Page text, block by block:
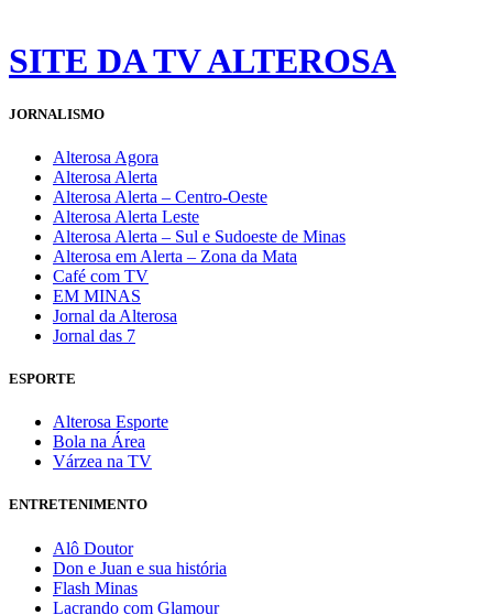
SITE DA TV ALTEROSA
JORNALISMO
Alterosa Agora
Alterosa Alerta
Alterosa Alerta – Centro-Oeste
Alterosa Alerta Leste
Alterosa Alerta – Sul e Sudoeste de Minas
Alterosa em Alerta – Zona da Mata
Café com TV
EM MINAS
Jornal da Alterosa
Jornal das 7
ESPORTE
Alterosa Esporte
Bola na Área
Várzea na TV
ENTRETENIMENTO
Alô Doutor
Don e Juan e sua história
Flash Minas
Lacrando com Glamour